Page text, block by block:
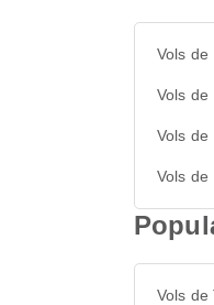
Vols de
Vols de
Vols de
Vols de
Vols de